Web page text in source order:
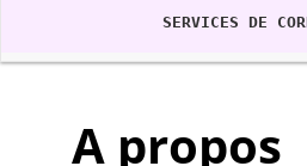
SERVICES DE
A propos